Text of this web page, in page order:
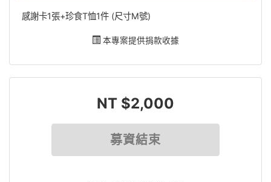
感謝卡1張+珍食T恤1件 (尺寸M號)
本專案提供捐款收據
NT $2,000
募資結束